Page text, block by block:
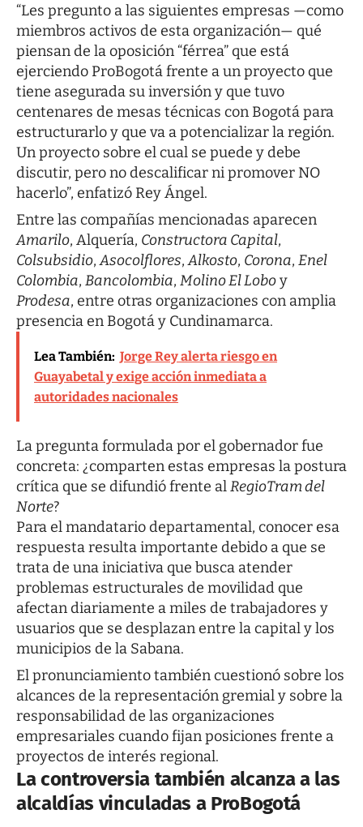
“Les pregunto a las siguientes empresas —como
miembros activos de esta organización— qué
piensan de la oposición “férrea” que está
ejerciendo ProBogotá frente a un proyecto que
tiene asegurada su inversión y que tuvo
centenares de mesas técnicas con Bogotá para
estructurarlo y que va a potencializar la región.
Un proyecto sobre el cual se puede y debe
discutir, pero no descalificar ni promover NO
hacerlo”, enfatizó Rey Ángel.
Entre las compañías mencionadas aparecen
Amarilo, Alquería, Constructora Capital,
Colsubsidio,Asocolflores,Alkosto, Corona, Enel
Colombia, Bancolombia, Molino El Loboy
Prodesa, entre otras organizaciones con amplia
presencia en Bogotá y Cundinamarca.
Lea También: Jorge Rey alerta riesgo en
Guayabetal y exige acción inmediata a
autoridades nacionales
La pregunta formulada por el gobernador fue
concreta: ¿comparten estas empresas la postura
crítica que se difundió frente alRegioTram del
Norte?
Para el mandatario departamental, conocer esa
respuesta resulta importante debido a que se
trata de una iniciativa que busca atender
problemas estructurales de movilidad que
afectan diariamente a miles de trabajadores y
usuarios que se desplazan entre la capital y los
municipios de la Sabana.
El pronunciamiento también cuestionó sobre los
alcances de la representación gremial y sobre la
responsabilidad de las organizaciones
empresariales cuando fijan posiciones frente a
proyectos de interés regional.
La controversia también alcanza a las
alcaldías vinculadas a ProBogotá